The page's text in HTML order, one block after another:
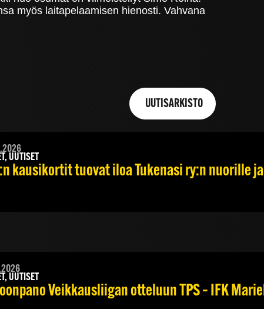
myös laitapelaamisen hienosti. Vahvana
UUTISARKISTO
UUTISET
kausikortit tuovat iloa Tukenasi ry:n nuorille
UUTISET
Veikkausliigan otteluun TPS – IFK